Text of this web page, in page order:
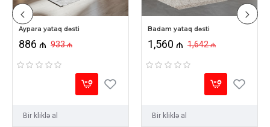
Aypara yataq dəsti
886 ₼ 933 ₼
Bir kliklə al
Badam yataq dəsti
1,560 ₼ 1,642 ₼
Bir kliklə al